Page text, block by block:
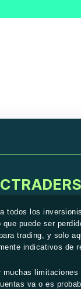
todos los
puede ser
trading, y solo
indicativos de
va o es